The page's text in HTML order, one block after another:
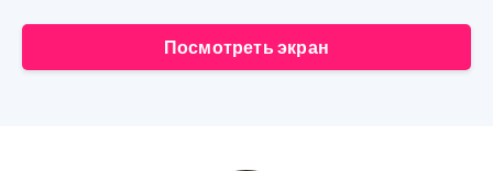
Посмотреть экран